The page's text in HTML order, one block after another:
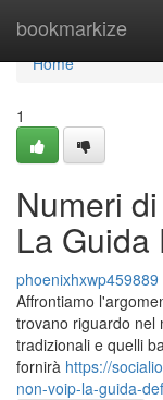
bookmarkize
Home
Home
1
Numeri
La Guida
phoenixhxwp459889
Affrontiamo
trovano riguardo nel
tradizionali e quelli
fornirà https://
non-voip-la-guida-